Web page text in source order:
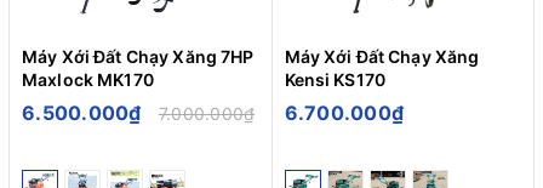
Máy Xới Đất Chạy Xăng 7HP
Maxlock MK170
6.500.000₫ 7.000.000₫
Máy Xới Đất Chạy Xăng
Kensi KS170
6.700.000₫